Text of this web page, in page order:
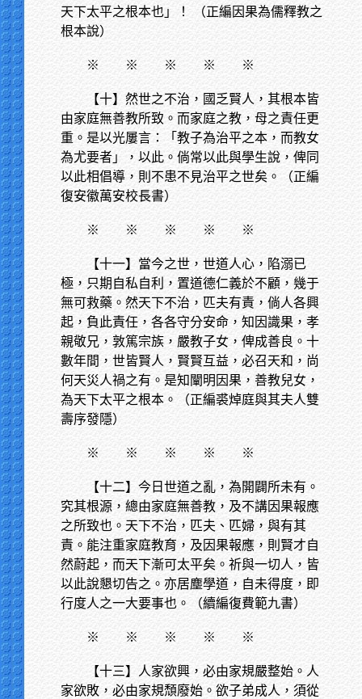
天下太平之根本也」！ （正編因果為儒釋教之
根本說）
※ ※ ※ ※ ※
【十】然世之不治，國乏賢人，其根本皆
由家庭無善教所致。而家庭之教，母之責任更
重。是以光屢言：「教子為治平之本，而教女
為尤要者」，以此。倘常以此與學生說，俾同
以此相倡導，則不患不見治平之世矣。（正編
復安徽萬安校長書）
※ ※ ※ ※ ※
【十一】當今之世，世道人心，陷溺已
極，只期自私自利，置道德仁義於不顧，幾于
無可救藥。然天下不治，匹夫有責，倘人各興
起，負此責任，各各守分安命，知因識果，孝
親敬兄，敦篤宗族，嚴教子女，俾成善良。十
數年間，世皆賢人，賢賢互益，必召天和，尚
何天災人禍之有。是知闡明因果，善教兒女，
為天下太平之根本。（正編裘焯庭與其夫人雙
壽序發隱）
※ ※ ※ ※ ※
【十二】今日世道之亂，為開闢所未有。
究其根源，總由家庭無善教，及不講因果報應
之所致也。天下不治，匹夫、匹婦，與有其
責。能注重家庭教育，及因果報應，則賢才自
然蔚起，而天下漸可太平矣。祈與一切人，皆
以此說懇切告之。亦居塵學道，自未得度，即
行度人之一大要事也。（續編復費範九書）
※ ※ ※ ※ ※
【十三】人家欲興，必由家規嚴整始。人
家欲敗，必由家規頹廢始。欲子弟成人，須從